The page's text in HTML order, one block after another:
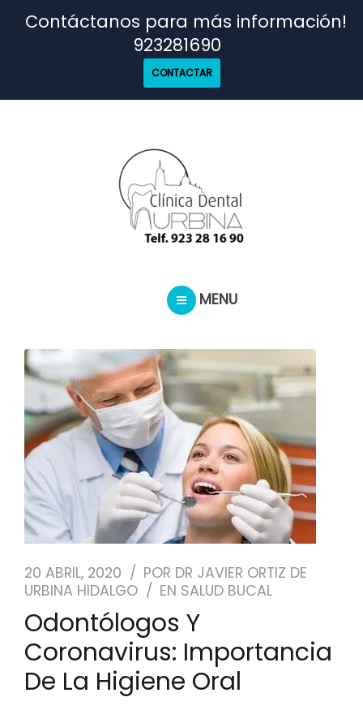
Contáctanos para más información!
923281690
CONTACTAR
MENU
NUESTRO EQUIPO
CASOS REALES
SEGUROS DENTALES
BLOG
PEDIR CITA
20 ABRIL, 2020 POR DR JAVIER ORTIZ DE
URBINA HIDALGO
EN SALUD BUCAL
Odontólogos Y
Coronavirus: Importancia
De La Higiene Oral